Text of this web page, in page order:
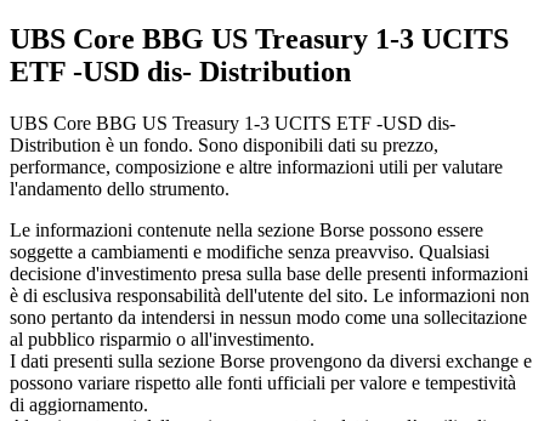
UBS Core BBG US Treasury 1-3 UCITS
ETF -USD dis- Distribution
UBS Core BBG US Treasury 1-3 UCITS ETF -USD dis-
Distribution è un fondo. Sono disponibili dati su prezzo,
performance, composizione e altre informazioni utili per valutare
l'andamento dello strumento.
Le informazioni contenute nella sezione Borse possono essere
soggette a cambiamenti e modifiche senza preavviso. Qualsiasi
decisione d'investimento presa sulla base delle presenti informazioni
è di esclusiva responsabilità dell'utente del sito. Le informazioni non
sono pertanto da intendersi in nessun modo come una sollecitazione
al pubblico risparmio o all'investimento.
I dati presenti sulla sezione Borse provengono da diversi exchange e
possono variare rispetto alle fonti ufficiali per valore e tempestività
di aggiornamento.